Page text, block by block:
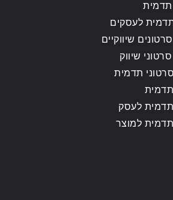
תדמית
לעסקים
שיווקיים
שיווק
תדמית
תדמית לעסק
למוצר